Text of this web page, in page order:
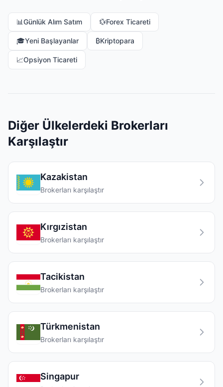
📊Günlük Alım Satım 💱Forex Ticareti
🎓Yeni Başlayanlar ₿Kriptopara
📈Opsiyon Ticareti
Diğer Ülkelerdeki Brokerları
Karşılaştır
Kazakistan
Brokerları karşılaştır
Kırgızistan
Brokerları karşılaştır
Tacikistan
Brokerları karşılaştır
Türkmenistan
Brokerları karşılaştır
Singapur